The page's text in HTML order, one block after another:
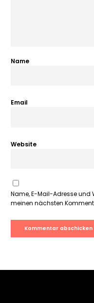
Name
Email
Website
Name, E-Mail-Adresse und
meinen nächsten